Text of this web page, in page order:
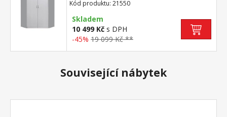
Kód produktu: 21550
Skladem
10 499 Kč s DPH
-45% 19 099 Kč **
Související nábytek